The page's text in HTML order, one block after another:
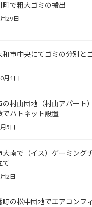
町で粗大ゴミの搬出
29日
和市中央にてゴミの分別と
月1日
の村山団地（村山アパート
でハトネット設置
5日
大南で（イス）ゲーミング
て
2日
町の松中団地でエアコンフ